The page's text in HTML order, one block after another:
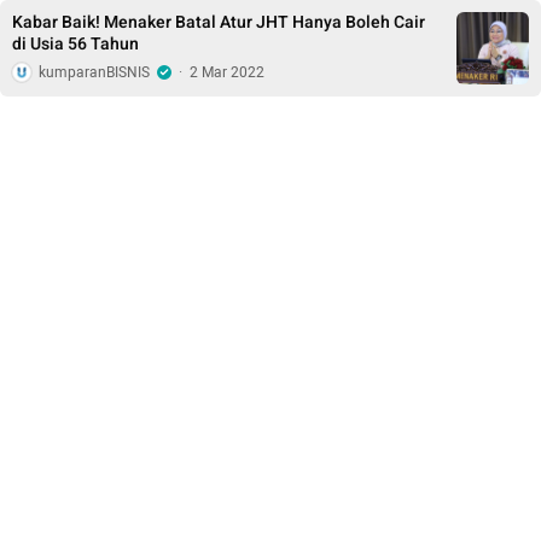
Kabar Baik! Menaker Batal Atur JHT Hanya Boleh Cair
di Usia 56 Tahun
kumparanBISNIS · 2 Mar 2022